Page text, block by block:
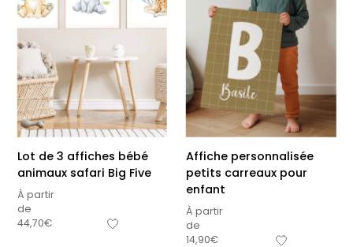
Lot de 3 affiches bébé
animaux safari Big Five
À partir
de
44,70€
Affiche personnalisée
petits carreaux pour
enfant
À partir
de
14,90€